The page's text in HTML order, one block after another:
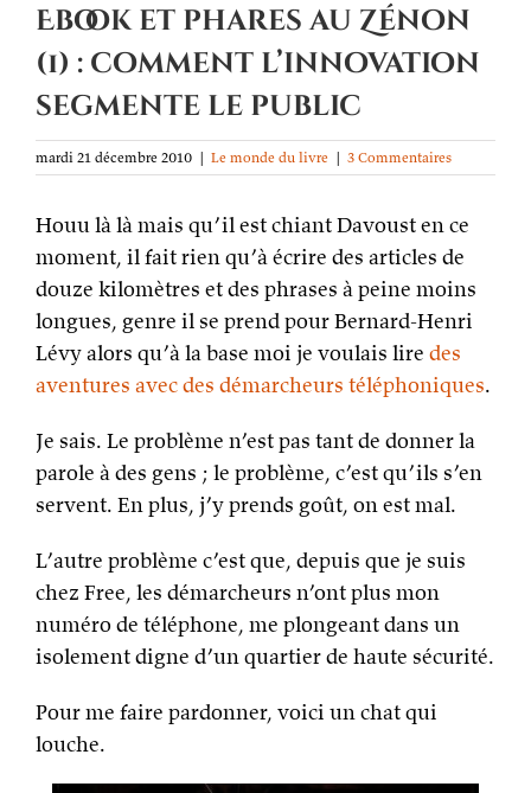
Ebook et phares au Zénon
(1) : comment l’innovation
segmente le public
mardi 21 décembre 2010 | Le monde du livre | 3 Commentaires
Houu là là mais qu’il est chiant Davoust en ce
moment, il fait rien qu’à écrire des articles de
douze kilomètres et des phrases à peine moins
longues, genre il se prend pour Bernard-Henri
Lévy alors qu’à la base moi je voulais lire des
aventures avec des démarcheurs téléphoniques.
Je sais. Le problème n’est pas tant de donner la
parole à des gens ; le problème, c’est qu’ils s’en
servent. En plus, j’y prends goût, on est mal.
L’autre problème c’est que, depuis que je suis
chez Free, les démarcheurs n’ont plus mon
numéro de téléphone, me plongeant dans un
isolement digne d’un quartier de haute sécurité.
Pour me faire pardonner, voici un chat qui
louche.